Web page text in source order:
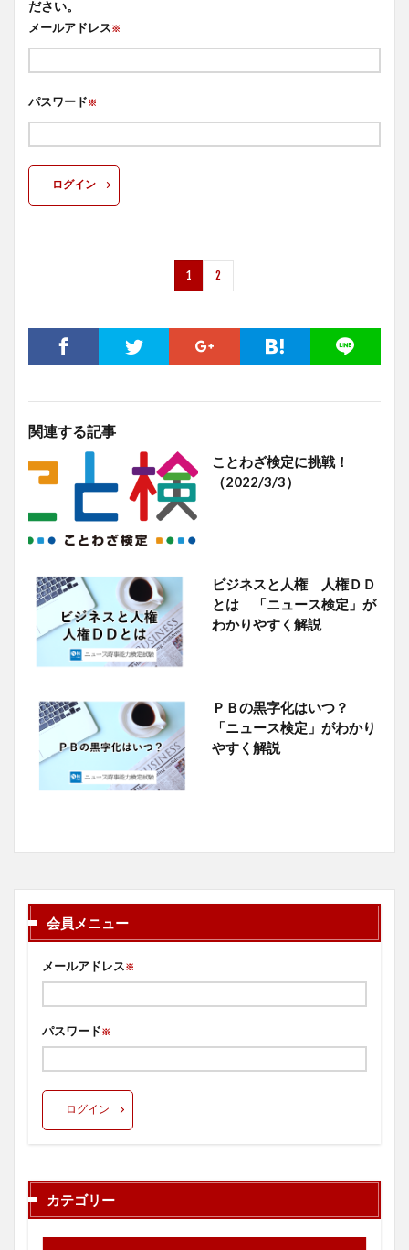
ださい。
メールアドレス※
パスワード※
ログイン
1 2
関連する記事
ことわざ検定に挑戦！
（2022/3/3）
ビジネスと人権 人権ＤＤ
とは 「ニュース検定」が
わかりやすく解説
ＰＢの黒字化はいつ？
「ニュース検定」がわかり
やすく解説
会員メニュー
メールアドレス※
パスワード※
ログイン
カテゴリー